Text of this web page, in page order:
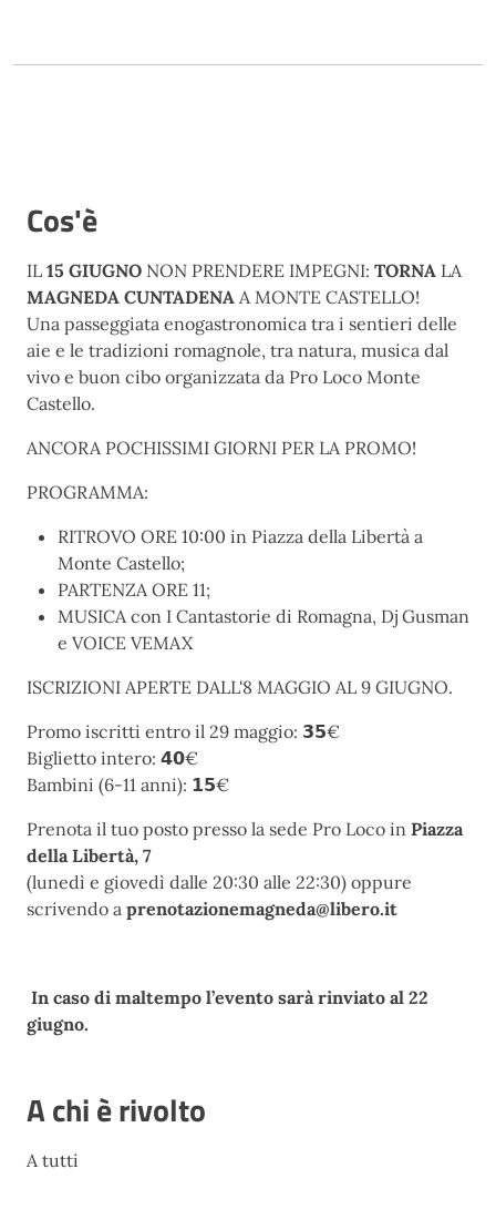
Cos'è
IL 15 GIUGNO NON PRENDERE IMPEGNI: TORNA LA
MAGNEDA CUNTADENA A MONTE CASTELLO!
Una passeggiata enogastronomica tra i sentieri delle
aie e le tradizioni romagnole, tra natura, musica dal
vivo e buon cibo organizzata da Pro Loco Monte
Castello.
ANCORA POCHISSIMI GIORNI PER LA PROMO!
PROGRAMMA:
RITROVO ORE 10:00 in Piazza della Libertà a
Monte Castello;
PARTENZA ORE 11;
MUSICA con I Cantastorie di Romagna, Dj Gusman
e VOICE VEMAX
ISCRIZIONI APERTE DALL'8 MAGGIO AL 9 GIUGNO.
Promo iscritti entro il 29 maggio: 𝟯𝟱€
Biglietto intero: 𝟰𝟬€
Bambini (6-11 anni): 𝟭𝟱€
Prenota il tuo posto presso la sede Pro Loco in Piazza
della Libertà, 7
(lunedì e giovedì dalle 20:30 alle 22:30) oppure
scrivendo a prenotazionemagneda@libero.it
In caso di maltempo l’evento sarà rinviato al 22
giugno.
A chi è rivolto
A tutti